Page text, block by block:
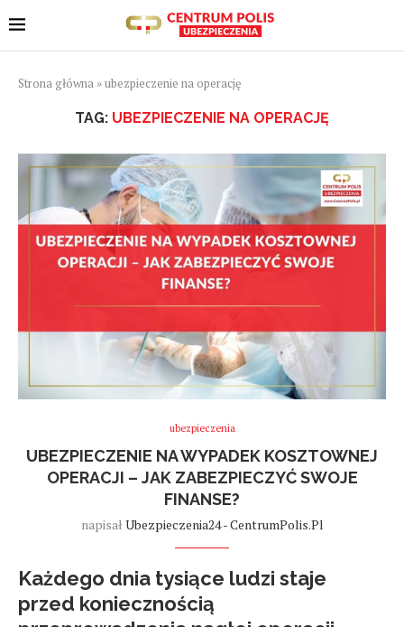
Strona główna »ubezpieczenie na operację
TAG: UBEZPIECZENIE NA OPERACJĘ
ubezpieczenia
UBEZPIECZENIE NA WYPADEK KOSZTOWNEJ
OPERACJI – JAK ZABEZPIECZYĆ SWOJE
FINANSE?
napisał Ubezpieczenia24 - CentrumPolis.pl
Każdego dnia tysiące ludzi staje
przed koniecznością